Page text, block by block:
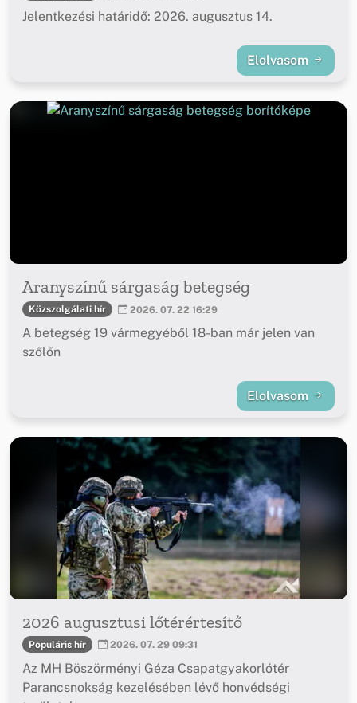
Jelentkezési határidő: 2026. augusztus 14.
Elolvasom
Aranyszínű sárgaság betegség
Közszolgálati hír 2026. 07. 22 16:29
A betegség 19 vármegyéből 18-ban már jelen van
szőlőn
Elolvasom
2026 augusztusi lőtérértesítő
Populáris hír 2026. 07. 29 09:31
Az MH Böszörményi Géza Csapatgyakorlótér
Parancsnokság kezelésében lévő honvédségi